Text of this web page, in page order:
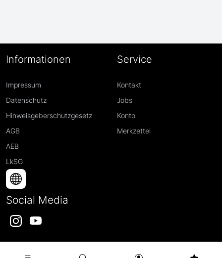
Informationen
Impressum
Datenschutz
Hinweisgeberschutzgesetz
AGB
AEB
LkSG
Service
Kontakt
Jobs
Konto
Merkzettel
Social Media
InstagramYouTube